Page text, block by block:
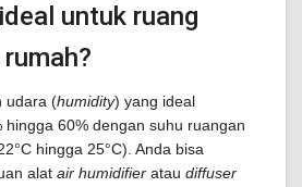
untuk ruang
udara (humidity) yang ideal
hingga 60% dengan suhu ruangan
hingga 25°C). Anda bisa
alat air humidifier atau diffuser